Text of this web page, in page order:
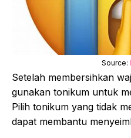
Source:
Setelah membersihkan
gunakan tonikum untuk
Pilih tonikum yang tidak
dapat membantu